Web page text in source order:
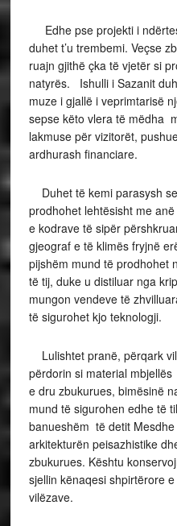
Edhe pse projekti i
duhet t’u trembemi. Veçse
ruajn gjithë çka të vjetër si
natyrës. Ishulli i Sazanit
muze i gjallë i veprimtarisë
sepse këto vlera të mëdha
lakmuse për vizitorët,
ardhurash financiare.
Duhet të kemi parasysh
prodhohet lehtësisht me
e kodrave të sipër
gjeograf e të klimës fryjnë
pijshëm mund të prodhohet
të tij, duke u distiluar nga
mungon vendeve të
të sigurohet kjo teknologji.
Lulishtet pranë, përqark
përdorin si material
e dru zbukurues, bimësinë
mund të sigurohen edhe të
banueshëm të detit
arkitekturën peisazhistike
zbukurues. Kështu
sjellin kënaqesi shpirtërore
vilëzave.